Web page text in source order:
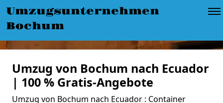
Umzugsunternehmen
Bochum
Umzug von Bochum nach Ecuador
| 100 % Gratis-Angebote
Umzug von Bochum nach Ecuador : Container